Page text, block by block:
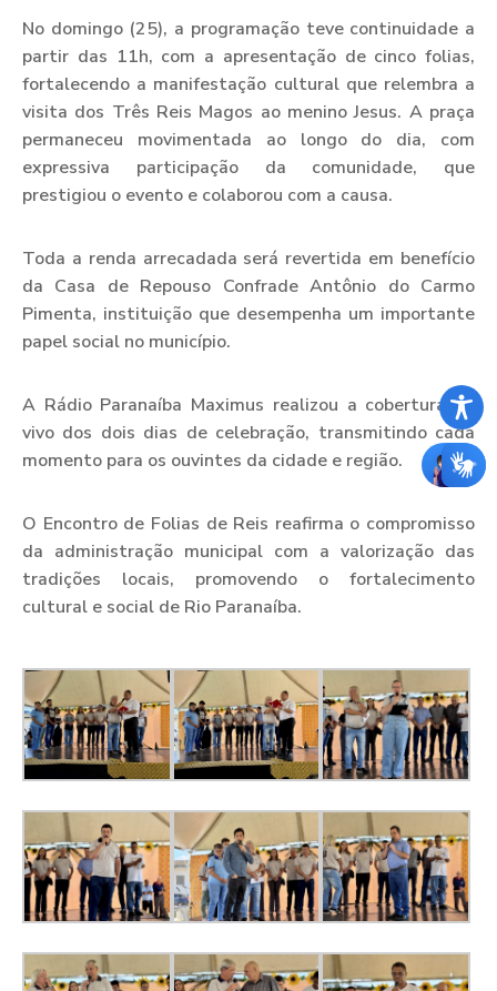
No domingo (25), a programação teve continuidade a
partir das 11h, com a apresentação de cinco folias,
fortalecendo a manifestação cultural que relembra a
visita dos Três Reis Magos ao menino Jesus. A praça
permaneceu movimentada ao longo do dia, com
expressiva participação da comunidade, que
prestigiou o evento e colaborou com a causa.
Toda a renda arrecadada será revertida em benefício
da Casa de Repouso Confrade Antônio do Carmo
Pimenta, instituição que desempenha um importante
papel social no município.
A Rádio Paranaíba Maximus realizou a cobertura ao
vivo dos dois dias de celebração, transmitindo cada
momento para os ouvintes da cidade e região.
O Encontro de Folias de Reis reafirma o compromisso
da administração municipal com a valorização das
tradições locais, promovendo o fortalecimento
cultural e social de Rio Paranaíba.